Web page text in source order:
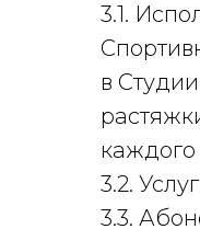
3.1.
в
каждого
3.2.
3.3.